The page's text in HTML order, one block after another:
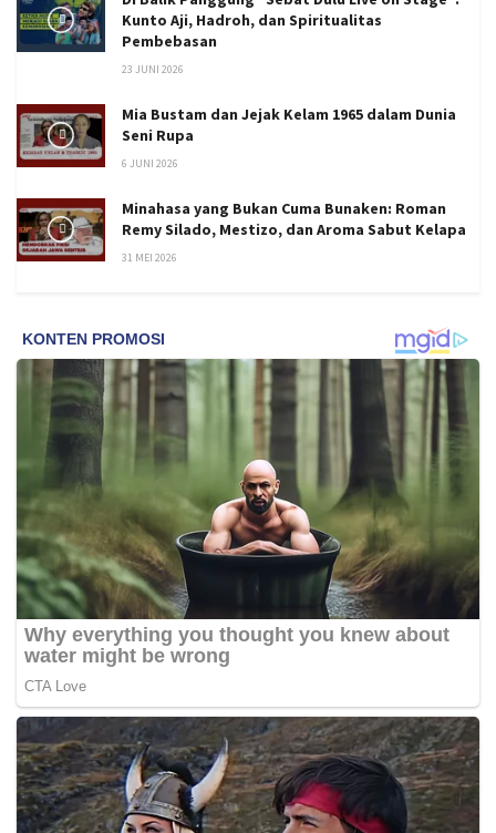
Kunto Aji, Hadroh, dan Spiritualitas
Pembebasan
23 JUNI 2026
Mia Bustam dan Jejak Kelam 1965 dalam Dunia
Seni Rupa
6 JUNI 2026
Minahasa yang Bukan Cuma Bunaken: Roman
Remy Silado, Mestizo, dan Aroma Sabut Kelapa
31 MEI 2026